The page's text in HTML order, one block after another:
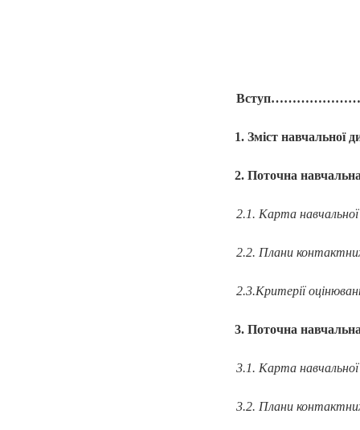
1. Зміст
2. Поточна
2.1. Карта
2.2. Плани
2.3.Критерії
3. Поточна
3.1. Карта
3.2. Плани